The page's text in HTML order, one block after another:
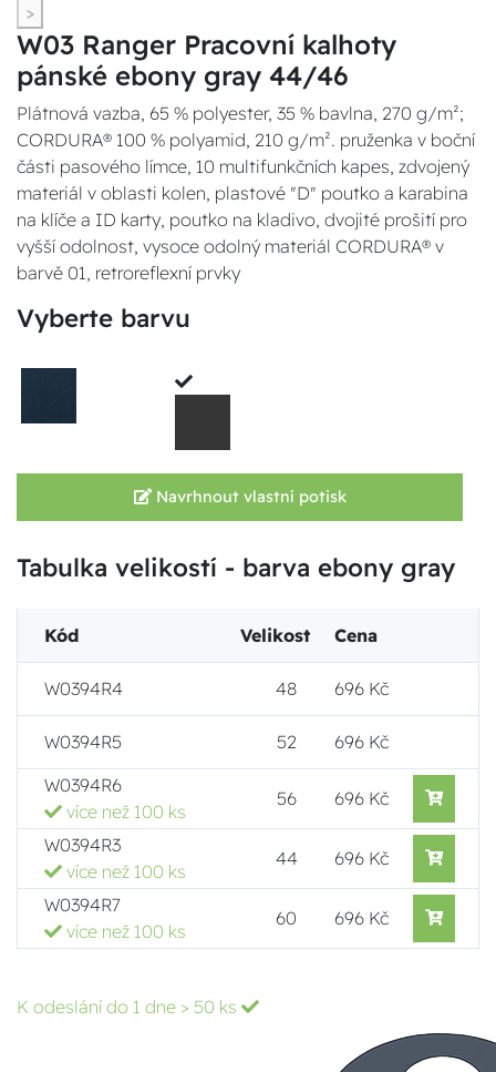
>
W03 Ranger Pracovní kalhoty
pánské ebony gray 44/46
Plátnová vazba, 65 % polyester, 35 % bavlna, 270 g/m²;
CORDURA® 100 % polyamid, 210 g/m². pruženka v boční
části pasového límce, 10 multifunkčních kapes, zdvojený
materiál v oblasti kolen, plastové "D" poutko a karabina
na klíče a ID karty, poutko na kladivo, dvojité prošití pro
vyšší odolnost, vysoce odolný materiál CORDURA® v
barvě 01, retroreflexní prvky
Vyberte barvu
Navrhnout vlastní potisk
Tabulka velikostí - barva ebony gray
Kód Velikost Cena
W0394R4 48 696 Kč
W0394R5 52
696 Kč
W0394R6
více než 100 ks
56 696 Kč
W0394R3
více než 100 ks
44 696 Kč
W0394R7
více než 100 ks
60 696 Kč
K odeslání do 1 dne > 50 ks